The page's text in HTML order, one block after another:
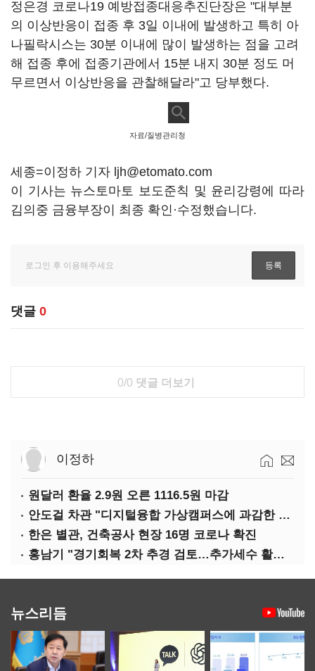
정은경 코로나19 예방접종대응추진단장은 "대부분
의 이상반응이 접종 후 3일 이내에 발생하고 특히 아
나필락시스는 30분 이내에 많이 발생하는 점을 고려
해 접종 후에 접종기관에서 15분 내지 30분 정도 머
무르면서 이상반응을 관찰해달라"고 당부했다.
자료/질병관리청
세종=이정하 기자 ljh@etomato.com
이 기사는 뉴스토마토 보도준칙 및 윤리강령에 따라
김의중 금융부장이 최종 확인·수정했습니다.
댓글 0
0/0 댓글 더보기
이정하
원달러 환율 2.9원 오른 1116.5원 마감
안도걸 차관 "디지털융합 가상캠퍼스에 과감한 인센티브 부여"
한은 별관, 건축공사 현장 16명 코로나 확진
홍남기 "경기회복 2차 추경 검토…추가세수 활용할 것"(종합)
뉴스리듬